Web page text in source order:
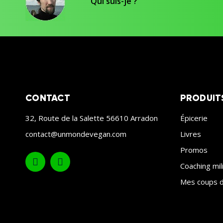
CONTACT
32, Route de la Salette 56610 Arradon
contact@unmondevegan.com
Épicerie
Livres
Promos
Coaching
Mes coups